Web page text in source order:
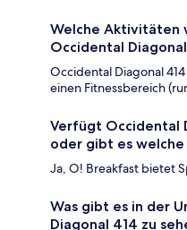
Welche Aktivitäten
Occidental
Occidental Diagonal
einen Fitnessbereich
Verfügt Occidental
oder gibt es welche
Ja, O! Breakfast bietet
Was gibt es in der
Diagonal 414 zu